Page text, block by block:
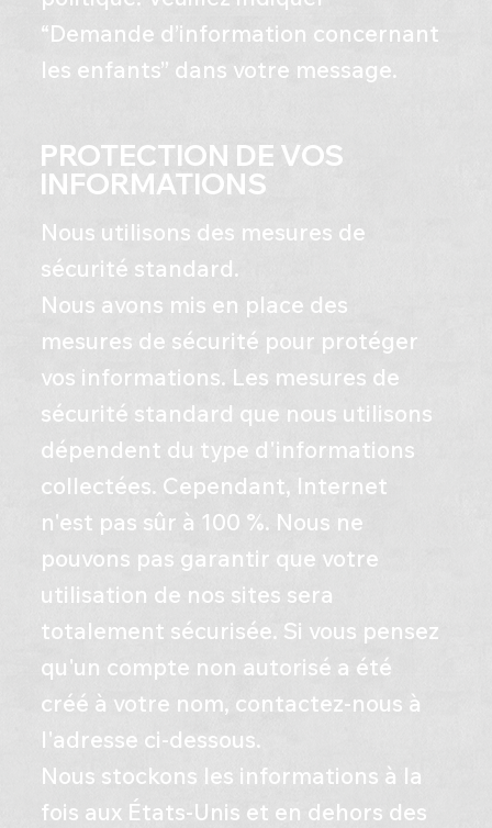
“Demande d’information concernant
les enfants” dans votre message.
PROTECTION DE VOS
INFORMATIONS
Nous utilisons des mesures de
sécurité standard.
​Nous avons mis en place des
mesures de sécurité pour protéger
vos informations. Les mesures de
sécurité standard que nous utilisons
dépendent du type d'informations
collectées. Cependant, Internet
n'est pas sûr à 100 %. Nous ne
pouvons pas garantir que votre
utilisation de nos sites sera
totalement sécurisée. Si vous pensez
qu'un compte non autorisé a été
créé à votre nom, contactez-nous à
l'adresse ci-dessous.
​Nous stockons les informations à la
fois aux États-Unis et en dehors des